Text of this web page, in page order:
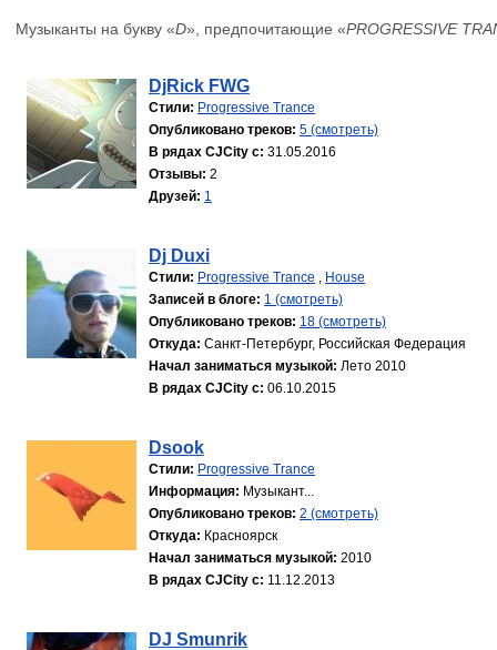
Музыканты на букву «D», предпочитающие «PROGRESSIVE
DjRick FWG
Стили: Progressive Trance
Опубликовано треков: 5 (смотреть)
В рядах CJCity с: 31.05.2016
Отзывы: 2
Друзей: 1
Dj Duxi
Стили: Progressive Trance , House
Записей в блоге: 1 (смотреть)
Опубликовано треков: 18 (смотреть)
Откуда: Санкт-Петербург, Российская Федерация
Начал заниматься музыкой: Лето 2010
В рядах CJCity с: 06.10.2015
Dsook
Стили: Progressive Trance
Информация: Музыкант...
Опубликовано треков: 2 (смотреть)
Откуда: Красноярск
Начал заниматься музыкой: 2010
В рядах CJCity с: 11.12.2013
DJ Smunrik